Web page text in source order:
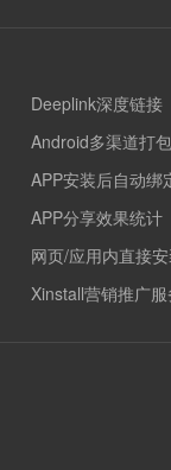
Deeplink深度链接
Android多渠道打包
APP安装后自动绑
APP分享效果统计
网页/应用内直接
Xinstall营销推广